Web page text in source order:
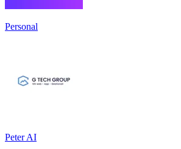
Personal
Peter AI